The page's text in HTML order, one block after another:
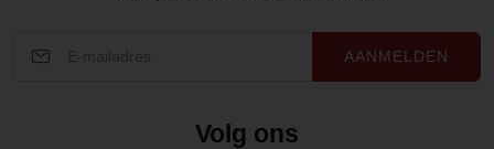
AANMELDEN
Volg ons